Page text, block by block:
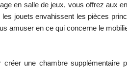
en salle de jeux, vous offrez aux
jouets envahissent les pièces
amuser en ce qui concerne le
une chambre supplémentaire